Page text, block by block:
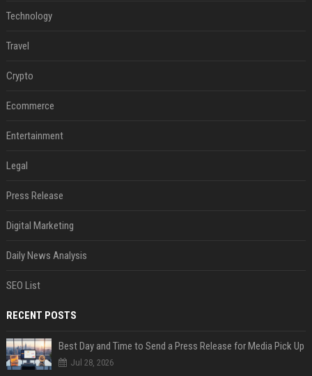
Technology
Travel
Crypto
Ecommerce
Entertainment
Legal
Press Release
Digital Marketing
Daily News Analysis
SEO List
RECENT POSTS
Best Day and Time to Send a Press Release for Media Pick Up
Jul 28, 2026